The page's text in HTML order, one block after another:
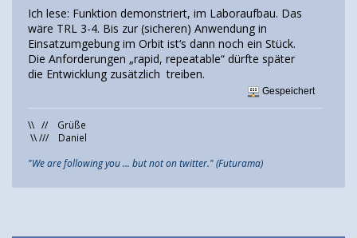
Ich lese: Funktion demonstriert, im Laboraufbau. Das
wäre TRL 3-4. Bis zur (sicheren) Anwendung in
Einsatzumgebung im Orbit ist‘s dann noch ein Stück.
Die Anforderungen „rapid, repeatable“ dürfte später
die Entwicklung zusätzlich treiben.
Gespeichert
\\ // Grüße
\\ /// Daniel
"We are following you ... but not on twitter." (Futurama)